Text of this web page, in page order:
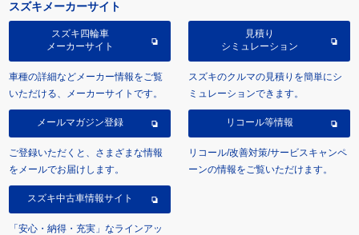
スズキメーカーサイト
スズキ四輪車
メーカーサイト
車種の詳細などメーカー情報をご覧
いただける、メーカーサイトです。
見積り
シミュレーション
スズキのクルマの見積りを簡単にシ
ミュレーションできます。
メールマガジン登録
ご登録いただくと、さまざまな情報
をメールでお届けします。
リコール等情報
リコール/改善対策/サービスキャンペ
ーンの情報をご覧いただけます。
スズキ中古車情報サイト
「安心・納得・充実」なラインアッ